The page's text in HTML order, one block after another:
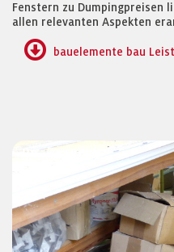
Fenstern zu Dumpingpreisen
allen relevanten Aspekten
bauelemente bau